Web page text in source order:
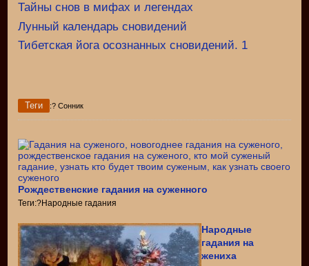
Тайны снов в мифах и легендах
Лунный календарь сновидений
Тибетская йога осознанных сновидений. 1
Теги :? Сонник
Рождественские гадания на суженного
Теги:?Народные гадания
Народные
гадания на
жениха